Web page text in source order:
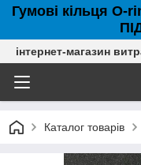
Гумові кільця
інтернет-магазин
Каталог товарів